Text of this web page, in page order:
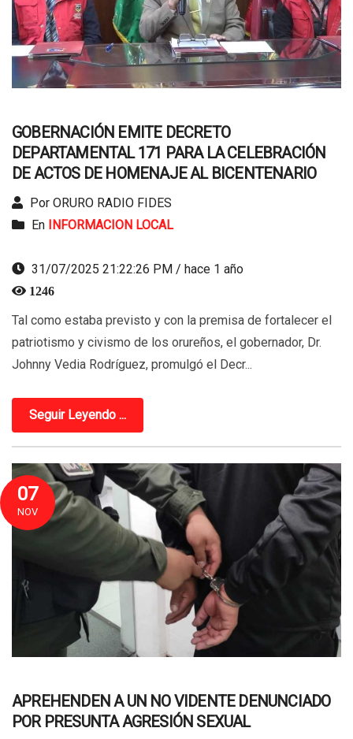
GOBERNACIÓN EMITE DECRETO
DEPARTAMENTAL 171 PARA LA CELEBRACIÓN
DE ACTOS DE HOMENAJE AL BICENTENARIO
Por ORURO RADIO FIDES
En INFORMACION LOCAL
31/07/2025 21:22:26 PM / hace 1 año
1246
Tal como estaba previsto y con la premisa de fortalecer el
patriotismo y civismo de los orureños, el gobernador, Dr.
Johnny Vedia Rodríguez, promulgó el Decr...
Seguir Leyendo ...
07
NOV
APREHENDEN A UN NO VIDENTE DENUNCIADO
POR PRESUNTA AGRESIÓN SEXUAL